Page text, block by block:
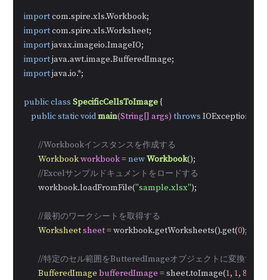
import
import
import
import
import java.io.*;
publicclass SpecificCellsToImage {
publicstaticvoidmain(String[] args) throws IOException {
//Workbookインスタンスを作成する
Workbookworkbook=newWorkbook();
//Excelサンプルドキュメントをロードする
        workbook.loadFromFile(
"sample.xlsx");
//最初のワークシートを取得する
Worksheetsheet= workbook.getWorksheets().get(0);
//特定のセル範囲をButteredImageオブジェクトに変換する
BufferedImage bufferedImage = sheet.toImage(1, 1, 8